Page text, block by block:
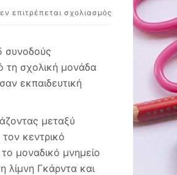
επιτρέπεται σχολιασμός
14/03/2025:
Εκπαιδευτική
πρόσκληση
συνοδούς
τη σχολική μονάδα
εκπαιδευτική
μεταξύ
κεντρικό
μοναδικό μνημείο
λίμνη Γκάρντα και